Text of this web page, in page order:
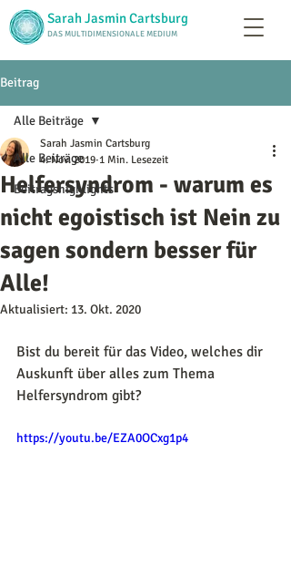
Sarah Jasmin Cartsburg
DAS MULTIDIMENSIONALE MEDIUM
Beitrag
Alle Beiträge
Beitragshighlights
Alle Beiträge
Helfersyndrom - warum es
nicht egoistisch ist Nein zu
sagen sondern besser für
Alle!
Sarah Jasmin Cartsburg
4. Nov. 2019 1 Min. Lesezeit
Aktualisiert: 13. Okt. 2020
Bist du bereit für das Video, welches dir
Auskunft über alles zum Thema
Helfersyndrom gibt?
https://youtu.be/EZA0OCxg1p4